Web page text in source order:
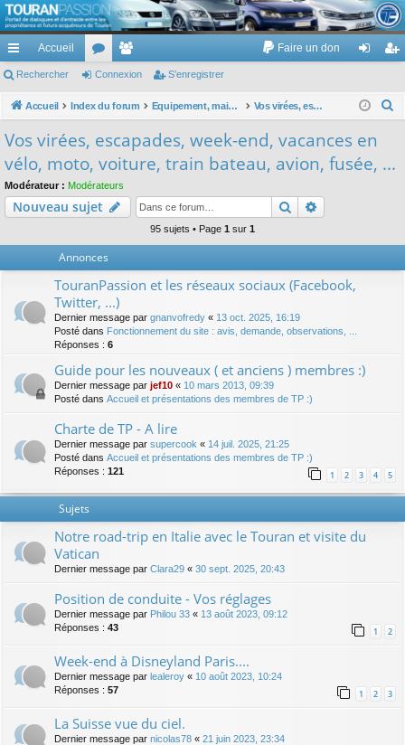
TouranPassion
Le forum des propriétaires ou futurs acquéreurs du Volkswagen Touran
cc
ès
de
Accueil
or
u
e
m
es
Faire un don
ne
on
nr
Rechercher Connexion S’enregistrer
Accueil Index du forum Equipement, maison, famille, passion, hobby, détente, ... Vos virées, escapades, week-end, vacances en vélo, moto, voiture, train bateau, avion, fusée, ...
h
Vos virées, escapades, week-end, vacances en
vélo, moto, voiture, train bateau, avion, fusée, ...
Modérateur : Modérateurs
Nouveau sujet Rechercher
95 sujets • Page 1 sur 1
Annonces
TouranPassion et les réseaux sociaux (Facebook,
Twitter, ...)
Dernier message par gnanvofredy « 13 oct. 2025, 16:19
Posté dans Fonctionnement du site : avis, demande, observations, ...
Réponses : 6
Guide pour les nouveaux ( et anciens ) membres :)
Dernier message par jef10 « 10 mars 2013, 09:39
Posté dans Accueil et présentations des membres de TP :)
Charte de TP - A lire
Dernier message par supercook « 14 juil. 2025, 21:25
Posté dans Accueil et présentations des membres de TP :)
Réponses : 121 1 2 3 4 5
Sujets
Notre road-trip en Italie avec le Touran et visite du
Vatican
Dernier message par Clara29 « 30 sept. 2025, 20:43
Position de conduite - Vos réglages
Dernier message par Philou 33 « 13 août 2023, 09:12
Réponses : 43 1 2
Week-end à Disneyland Paris....
Dernier message par lealeroy « 10 août 2023, 10:24
Réponses : 57 1 2 3
La Suisse vue du ciel.
Dernier message par nicolas78 « 21 juin 2023, 23:34